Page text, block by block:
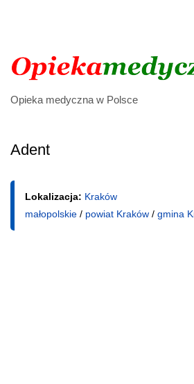
Opieka medyczna w Polsce
Adent
Lokalizacja: Kraków
małopolskie / powiat Kraków / gmina